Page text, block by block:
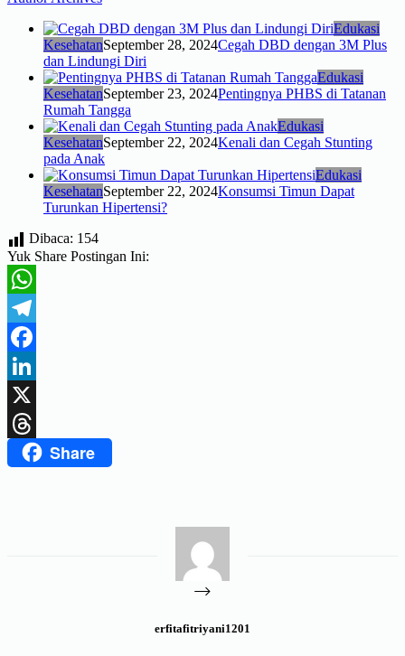
Edukasi
KesehatanSeptember 28, 2024Cegah DBD dengan 3M Plus
dan Lindungi Diri
Edukasi
KesehatanSeptember 23, 2024Pentingnya PHBS di Tatanan
Rumah Tangga
Edukasi
KesehatanSeptember 22, 2024Kenali dan Cegah Stunting
pada Anak
Edukasi
KesehatanSeptember 22, 2024Konsumsi Timun Dapat
Turunkan Hipertensi?
Dibaca: 154
Yuk Share Postingan Ini:
WhatsApp
Telegram
Facebook
LinkedIn
X
ThreadsShare
erfitafitriyani1201